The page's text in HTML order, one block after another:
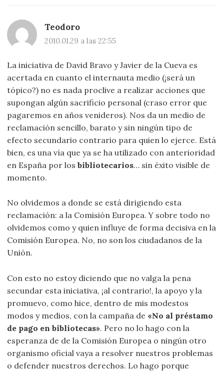
Teodoro
2010.01.29 a las 22:55
La iniciativa de David Bravo y Javier de la Cueva es
acertada en cuanto el internauta medio (¡será un
tópico?) no es nada proclive a realizar acciones que
supongan algún sacrificio personal (craso error que
pagaremos en años venideros). Nos da un medio de
reclamación sencillo, barato y sin ningún tipo de
efecto secundario contrario para quien lo ejerce. Está
bien, es una vía que ya se ha utilizado con anterioridad
en España por losbibliotecarios… sin éxito visible de
momento.
No olvidemos a donde se está dirigiendo esta
reclamación: a la Comisión Europea. Y sobre todo no
olvidemos como y quien influye de forma decisiva en la
Comisión Europea. No, no son los ciudadanos de la
Unión.
Con esto no estoy diciendo que no valga la pena
secundar esta iniciativa, ¡al contrario!, la apoyo y la
promuevo, como hice, dentro de mis modestos
modos y medios, con la campaña de «No al préstamo
de pago en bibliotecas». Pero no lo hago con la
esperanza de de la Comisión Europea o ningún otro
organismo oficial vaya a resolver nuestros problemas
o defender nuestros derechos. Lo hago porque